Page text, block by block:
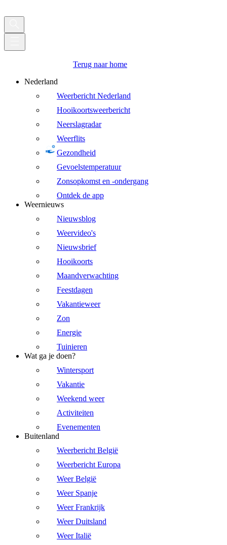
Terug naar home
Nederland
Weerbericht Nederland
Hooikoortsweerbericht
Neerslagradar
Weerflits
Gezondheid
Gevoelstemperatuur
Zonsopkomst en -ondergang
Ontdek de app
Weernieuws
Nieuwsblog
Weervideo's
Nieuwsbrief
Hooikoorts
Maandverwachting
Feestdagen
Vakantieweer
Zon
Energie
Tuinieren
Wat ga je doen?
Wintersport
Vakantie
Weekend weer
Activiteiten
Evenementen
Buitenland
Weerbericht België
Weerbericht Europa
Weer België
Weer Spanje
Weer Frankrijk
Weer Duitsland
Weer Italië